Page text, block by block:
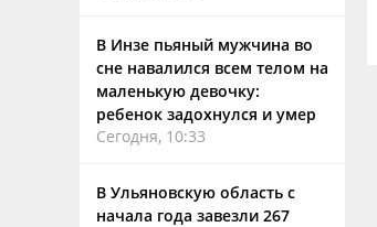
В Инзе пьяный мужчина во
сне навалился всем телом на
маленькую девочку:
ребенок задохнулся и умер
Сегодня, 10:33
В Ульяновскую область с
начала года завезли 267